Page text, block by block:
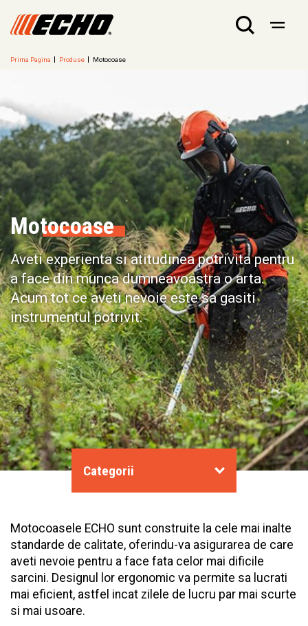
Prima Pagina Produse Motocoase
Motocoase
Aveti experienta si atitudinea potrivita pentru
a face din munca dumneavoastra o arta.
Acum tot ce aveti nevoie este sa gasiti
instrumentul potrivit.
Categorii
Motocoasele ECHO sunt construite la cele mai inalte
standarde de calitate, oferindu-va asigurarea de care
aveti nevoie pentru a face fata celor mai dificile
sarcini. Designul lor ergonomic va permite sa lucrati
mai eficient, astfel incat zilele de lucru par mai scurte
si mai usoare.